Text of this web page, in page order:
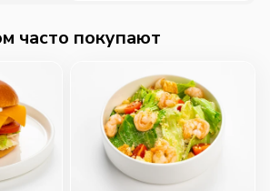
часто покупают